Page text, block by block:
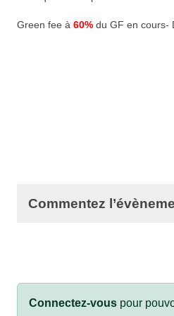
Green fee à 60% du GF en cours-
Commentez
Connectez-vous pour